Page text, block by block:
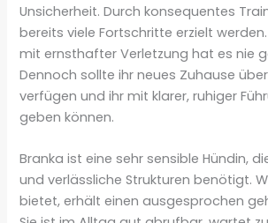
Unsicherheit. Durch konsequentes
bereits viele Fortschritte erzielt
mit ernsthafter Verletzung hat es nie
Dennoch sollte ihr neues Zuhause
verfügen und ihr mit klarer, ruhiger
geben können.
Branka ist eine sehr sensible Hündin,
und verlässliche Strukturen benötigt.
bietet, erhält einen ausgesprochen